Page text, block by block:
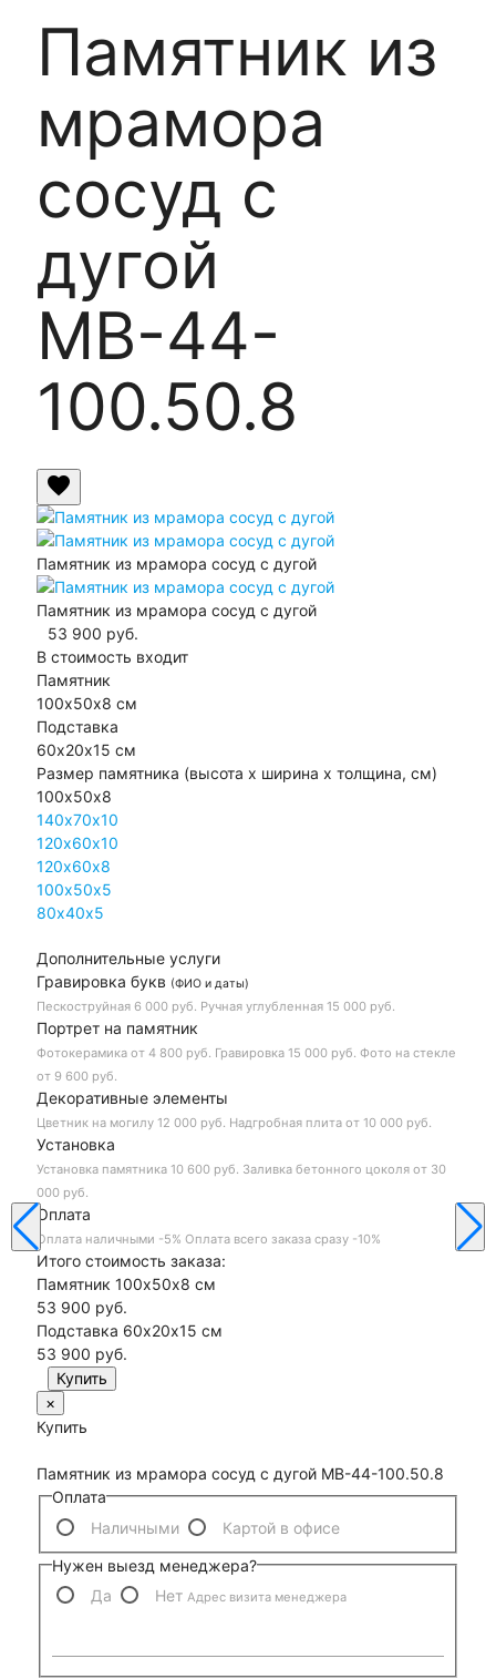
Памятник из
мрамора
сосуд с
дугой
МВ-44-
100.50.8
favorite
Памятник из мрамора сосуд с дугой
Памятник из мрамора сосуд с дугой
53 900 руб.
В стоимость входит
Памятник
100х50х8 см
Подставка
60х20х15 см
Размер памятника (высота х ширина х толщина, см)
100х50х8
140х70х10
120х60х10
120х60х8
100х50х5
80х40х5
Дополнительные услуги
Гравировка букв (ФИО и даты)
Пескоструйная 6 000 руб. Ручная углубленная 15 000 руб.
Портрет на памятник
Фотокерамика от 4 800 руб. Гравировка 15 000 руб. Фото на стекле
от 9 600 руб.
Декоративные элементы
Цветник на могилу 12 000 руб. Надгробная плита от 10 000 руб.
Установка
Установка памятника 10 600 руб. Заливка бетонного цоколя от 30
000 руб.
Оплата
Оплата наличными -5% Оплата всего заказа сразу -10%
Итого стоимость заказа:
Памятник 100х50х8 см
53 900 руб.
Подставка 60х20х15 см
53 900 руб.
×
Купить
Памятник из мрамора сосуд с дугой МВ-44-100.50.8
Оплата
Наличными
Картой в офисе
Нужен выезд менеджера?
Да
Нет Адрес визита менеджера